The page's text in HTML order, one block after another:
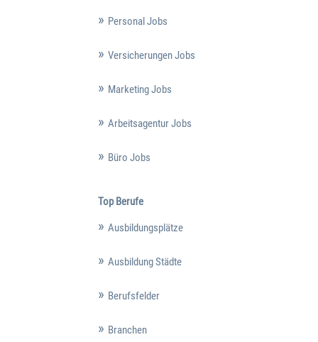
Personal Jobs
Versicherungen Jobs
Marketing Jobs
Arbeitsagentur Jobs
Büro Jobs
Top Berufe
Ausbildungsplätze
Ausbildung Städte
Berufsfelder
Branchen